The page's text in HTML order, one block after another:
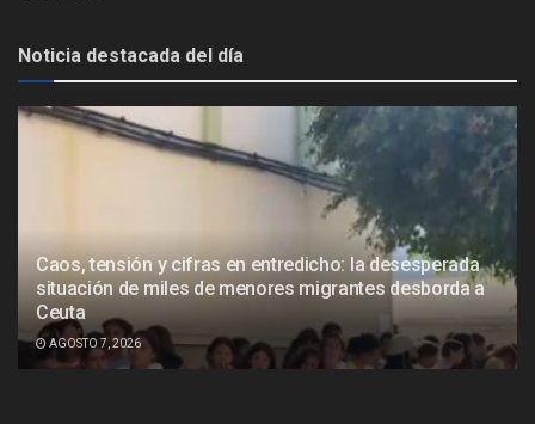
Noticia destacada del día
Caos, tensión y cifras en entredicho: la desesperada
situación de miles de menores migrantes desborda a
Ceuta
AGOSTO 7, 2026